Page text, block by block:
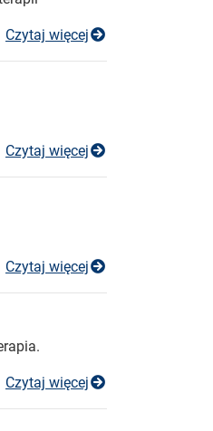
Czytaj więcej
Czytaj więcej
Czytaj więcej
Czytaj więcej